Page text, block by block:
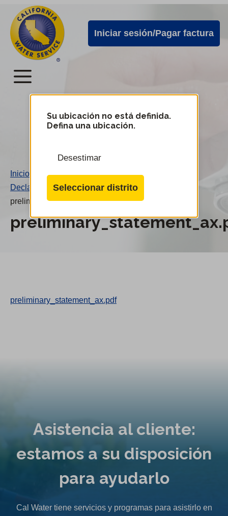
directamente
contenido
principal
Alertas
de
Cal
Water
Iniciar sesión/Pagar factura
Menú
Menú
servicio
de
Cal
Water
Su ubicación no está definida.
Defina una ubicación.
Desestimar
Seleccionar distrito
Inicio
Declaración preliminar Ax /
preliminary_statement_ax.pdf
preliminary_statement_ax.pdf
Asistencia al cliente:
estamos a su disposición
para ayudarlo
Cal Water tiene servicios y programas para asistirlo en